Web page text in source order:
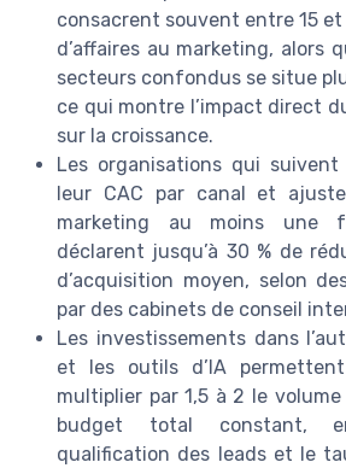
consacrent souvent entre 15
d’affaires au marketing, alors
secteurs confondus se situe
ce qui montre l’impact direct
sur la croissance.
Les organisations qui
leur CAC par canal et
marketing au moins une
déclarent jusqu’à 30 % de
d’acquisition moyen, selon
par des cabinets de conseil
Les investissements dans
et les outils d’IA
multiplier par 1,5 à 2 le
budget total constant,
qualification des leads et le